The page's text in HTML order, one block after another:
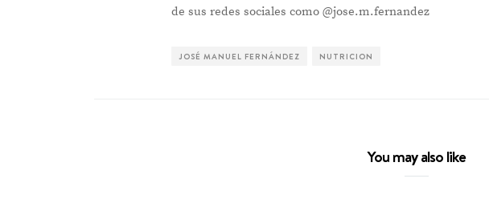
de sus redes sociales como @jose.m.fernandez
JOSÉ MANUEL FERNÁNDEZ NUTRICION
You may also like